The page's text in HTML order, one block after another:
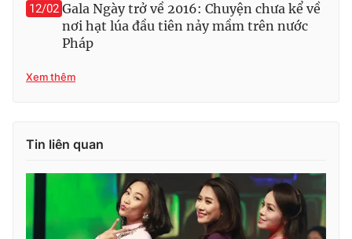
® Cấm sao chép dưới mọi hình thức nếu không có sự chấp
thông tin từ website này.
12/02 Gala Ngày trở về 2016: Chuyện chưa kể về
nơi hạt lúa đầu tiên nảy mầm trên nước
Pháp
Xem thêm
Tin liên quan